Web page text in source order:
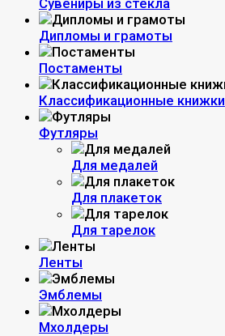
Сувениры из стекла
Дипломы и грамоты
Постаменты
Классификационные книжки
Футляры
Для медалей
Для плакеток
Для тарелок
Ленты
Эмблемы
Мхолдеры